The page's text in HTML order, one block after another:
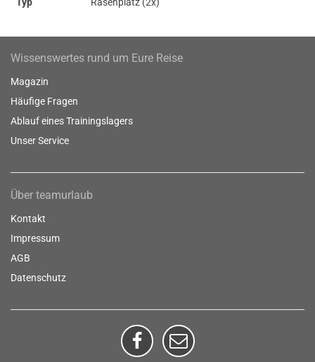
Wissenswertes rund um Eure Reise
Magazin
Häufige Fragen
Ablauf eines Trainingslagers
Unser Service
Über teamurlaub
Kontakt
Impressum
AGB
Datenschutz